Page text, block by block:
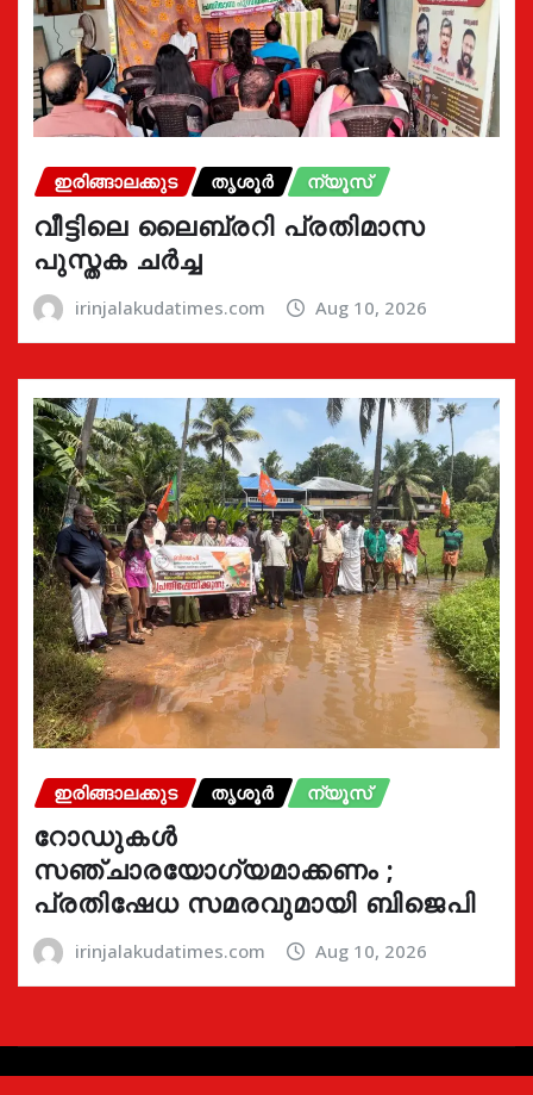
ഇരിങ്ങാലക്കുട തൃശൂർ ന്യൂസ്
വീട്ടിലെ ലൈബ്രറി പ്രതിമാസ
പുസ്തക ചർച്ച
irinjalakudatimes.com Aug 10, 2026
ഇരിങ്ങാലക്കുട തൃശൂർ ന്യൂസ്
റോഡുകൾ
സഞ്ചാരയോഗ്യമാക്കണം ;
പ്രതിഷേധ സമരവുമായി ബിജെപി
irinjalakudatimes.com Aug 10, 2026